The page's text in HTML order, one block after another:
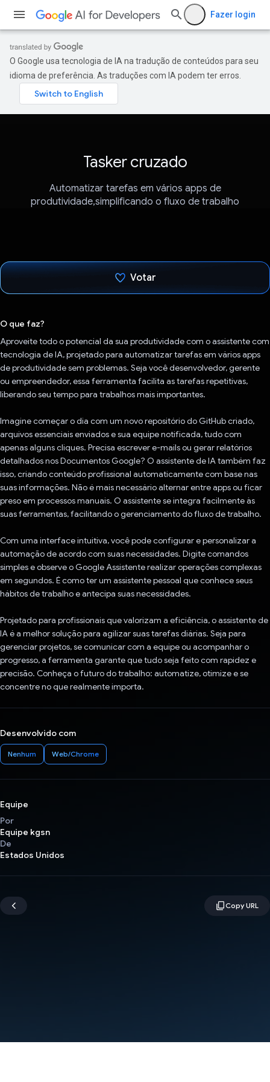
Fazer login
O Google usa tecnologia de IA na tradução de conteúdos para seu
idioma de preferência. As traduções com IA podem ter erros.
Tasker cruzado
Automatizar tarefas em vários apps de
produtividade,simplificando o fluxo de trabalho
Votar
O que faz?
Aproveite todo o potencial da sua produtividade com o assistente com
tecnologia de IA, projetado para automatizar tarefas em vários apps
de produtividade sem problemas. Seja você desenvolvedor, gerente
ou empreendedor, essa ferramenta facilita as tarefas repetitivas,
liberando seu tempo para trabalhos mais importantes.
Imagine começar o dia com um novo repositório do GitHub criado,
arquivos essenciais enviados e sua equipe notificada, tudo com
apenas alguns cliques. Precisa escrever e-mails ou gerar relatórios
detalhados nos Documentos Google? O assistente de IA também faz
isso, criando conteúdo profissional automaticamente com base nas
suas informações. Não é mais necessário alternar entre apps ou ficar
preso em processos manuais. O assistente se integra facilmente às
suas ferramentas, facilitando o gerenciamento do fluxo de trabalho.
Com uma interface intuitiva, você pode configurar e personalizar a
automação de acordo com suas necessidades. Digite comandos
simples e observe o Google Assistente realizar operações complexas
em segundos. É como ter um assistente pessoal que conhece seus
hábitos de trabalho e antecipa suas necessidades.
Projetado para profissionais que valorizam a eficiência, o assistente de
IA é a melhor solução para agilizar suas tarefas diárias. Seja para
gerenciar projetos, se comunicar com a equipe ou acompanhar o
progresso, a ferramenta garante que tudo seja feito com rapidez e
precisão. Conheça o futuro do trabalho: automatize, otimize e se
concentre no que realmente importa.
Desenvolvido com
Nenhum Web/Chrome
Equipe
Por
Equipe kgsn
De
Estados Unidos